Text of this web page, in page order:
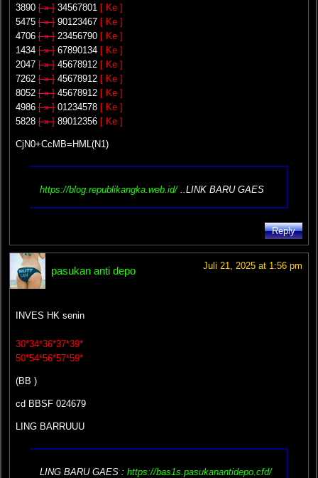
3890 [ » ] 34567801 [ Ke ]
5475 [ » ] 90123467 [ Ke ]
4706 [ » ] 23456790 [ Ke ]
1434 [ » ] 67890134 [ Ke ]
2047 [ » ] 45678912 [ Ke ]
7262 [ » ] 45678912 [ Ke ]
8052 [ » ] 45678912 [ Ke ]
4986 [ » ] 01234578 [ Ke ]
5828 [ » ] 89012356 [ Ke ]
CjN0+CcMB=HML(N1)
https://blog.republikangka.web.id/..LINK BARU GAES
Reply
pasukan anti depo Juli 21, 2025 at 1:56 pm
INVES HK senin
30*34*36*37*39*
50*54*56*57*59*
(BB )
cd BBSF 024679
LING BARRUUU
LING BARU GAES : https://bas1s.pasukanantidepo.cfd/